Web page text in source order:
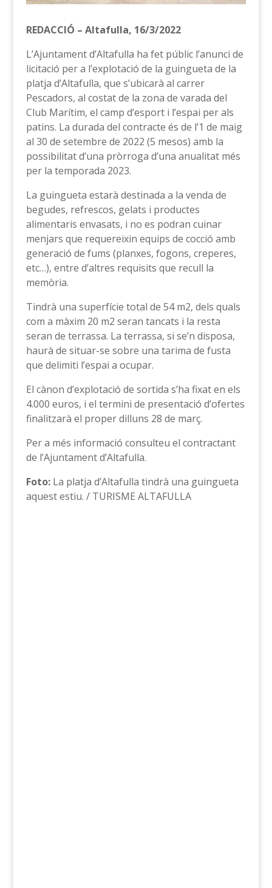
REDACCIÓ – Altafulla, 16/3/2022
L’Ajuntament d’Altafulla ha fet públic l’anunci de
licitació per a l’explotació de la guingueta de la
platja d’Altafulla, que s’ubicarà al carrer
Pescadors, al costat de la zona de varada del
Club Marítim, el camp d’esport i l’espai per als
patins. La durada del contracte és de l’1 de maig
al 30 de setembre de 2022 (5 mesos) amb la
possibilitat d’una pròrroga d’una anualitat més
per la temporada 2023.
La guingueta estarà destinada a la venda de
begudes, refrescos, gelats i productes
alimentaris envasats, i no es podran cuinar
menjars que requereixin equips de cocció amb
generació de fums (planxes, fogons, creperes,
etc…), entre d’altres requisits que recull la
memòria.
Tindrà una superfície total de 54 m2, dels quals
com a màxim 20 m2 seran tancats i la resta
seran de terrassa. La terrassa, si se’n disposa,
haurà de situar-se sobre una tarima de fusta
que delimiti l’espai a ocupar.
El cànon d’explotació de sortida s’ha fixat en els
4.000 euros, i el termini de presentació d’ofertes
finalitzarà el proper dilluns 28 de març.
Per a més informació consulteu el contractant
de l’Ajuntament d’Altafulla.
Foto:La platja d’Altafulla tindrà una guingueta
aquest estiu. / TURISME ALTAFULLA